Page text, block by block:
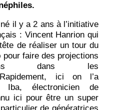
il y a 2 ans à l’initiative
: Vincent Hanrion qui
de réaliser un tour du
pour faire des projections
dans les
ici on l’a
Iba, électronicien de
ici pour être un super
de génératrices